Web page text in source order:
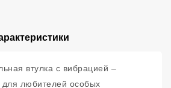
втулка с вибрацией –
любителей особых